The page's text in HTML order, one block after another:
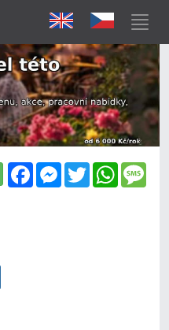
FacebookMessenger
Twitter